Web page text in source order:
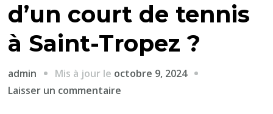
d’un court de tennis
à Saint-Tropez ?
admin Mis à jour le octobre 9, 2024
Laisser un commentaire